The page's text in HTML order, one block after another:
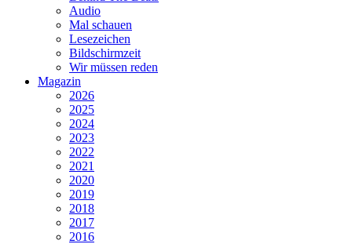
Audio
Mal schauen
Lesezeichen
Bildschirmzeit
Wir müssen reden
Magazin
2026
2025
2024
2023
2022
2021
2020
2019
2018
2017
2016